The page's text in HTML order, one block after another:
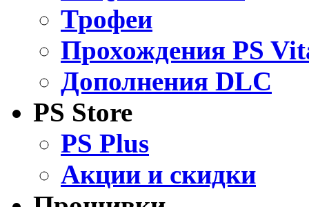
Трофеи
Прохождения PS
Дополнения DLC
PS Store
PS Plus
Акции и скидки